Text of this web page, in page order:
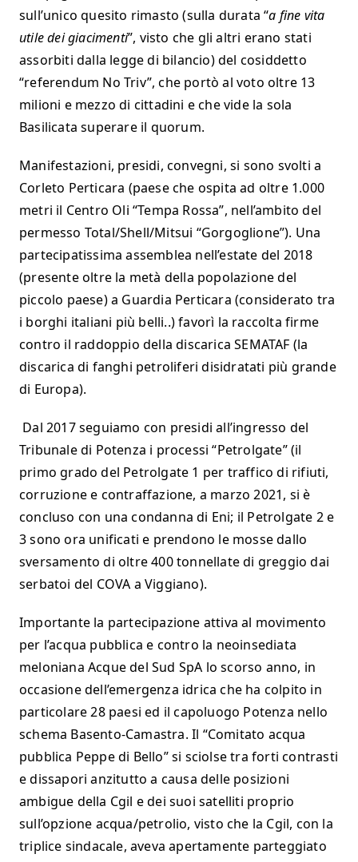
sull’unico quesito rimasto (sulla durata “a fine vita
utile dei giacimenti”, visto che gli altri erano stati
assorbiti dalla legge di bilancio) del cosiddetto
“referendum No Triv”, che portò al voto oltre 13
milioni e mezzo di cittadini e che vide la sola
Basilicata superare il quorum.
Manifestazioni, presidi, convegni, si sono svolti a
Corleto Perticara (paese che ospita ad oltre 1.000
metri il Centro Oli “Tempa Rossa”, nell’ambito del
permesso Total/Shell/Mitsui “Gorgoglione”). Una
partecipatissima assemblea nell’estate del 2018
(presente oltre la metà della popolazione del
piccolo paese) a Guardia Perticara (considerato tra
i borghi italiani più belli..) favorì la raccolta firme
contro il raddoppio della discarica SEMATAF (la
discarica di fanghi petroliferi disidratati più grande
di Europa).
Dal 2017 seguiamo con presidi all’ingresso del
Tribunale di Potenza i processi “Petrolgate” (il
primo grado del Petrolgate 1 per traffico di rifiuti,
corruzione e contraffazione, a marzo 2021, si è
concluso con una condanna di Eni; il Petrolgate 2 e
3 sono ora unificati e prendono le mosse dallo
sversamento di oltre 400 tonnellate di greggio dai
serbatoi del COVA a Viggiano).
Importante la partecipazione attiva al movimento
per l’acqua pubblica e contro la neoinsediata
meloniana Acque del Sud SpA lo scorso anno, in
occasione dell’emergenza idrica che ha colpito in
particolare 28 paesi ed il capoluogo Potenza nello
schema Basento-Camastra. Il “Comitato acqua
pubblica Peppe di Bello” si sciolse tra forti contrasti
e dissapori anzitutto a causa delle posizioni
ambigue della Cgil e dei suoi satelliti proprio
sull’opzione acqua/petrolio, visto che la Cgil, con la
triplice sindacale, aveva apertamente parteggiato